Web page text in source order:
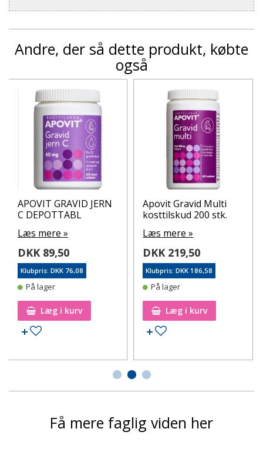
Andre, der så dette produkt, købte
også
APOVIT GRAVID JERN
C DEPOTTABL
Læs mere »
DKK 89,50
Klubpris: DKK 76,08
På lager
Læg i kurv
Tilføj til ønskeseddel
Apovit Gravid Multi
kosttilskud 200 stk.
Læs mere »
DKK 219,50
Klubpris: DKK 186,58
På lager
Læg i kurv
Tilføj til ønskeseddel
Få mere faglig viden her